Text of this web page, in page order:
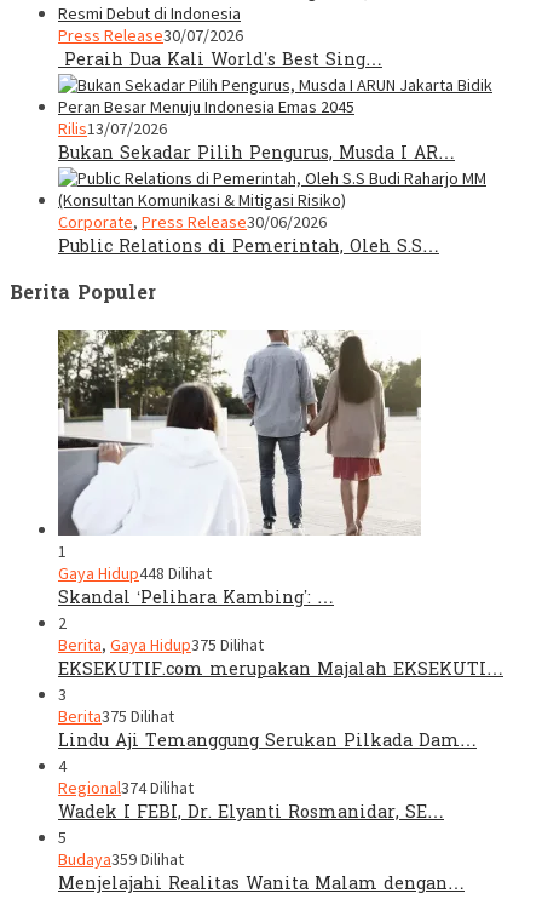
Press Release30/07/2026
Peraih Dua Kali World’s Best Sing…
Rilis13/07/2026
Bukan Sekadar Pilih Pengurus, Musda I AR…
Corporate, Press Release30/06/2026
Public Relations di Pemerintah, Oleh S.S…
Berita Populer
1
Gaya Hidup448 Dilihat
Skandal ‘Pelihara Kambing’: …
2
Berita, Gaya Hidup375 Dilihat
EKSEKUTIF.com merupakan Majalah EKSEKUTI…
3
Berita375 Dilihat
Lindu Aji Temanggung Serukan Pilkada Dam…
4
Regional374 Dilihat
Wadek I FEBI, Dr. Elyanti Rosmanidar, SE…
5
Budaya359 Dilihat
Menjelajahi Realitas Wanita Malam dengan…